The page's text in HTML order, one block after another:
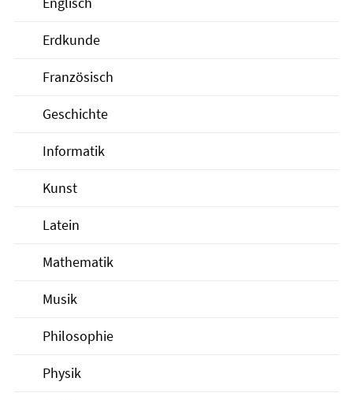
Erdkunde
Französisch
Geschichte
Informatik
Kunst
Latein
Mathematik
Musik
Philosophie
Physik